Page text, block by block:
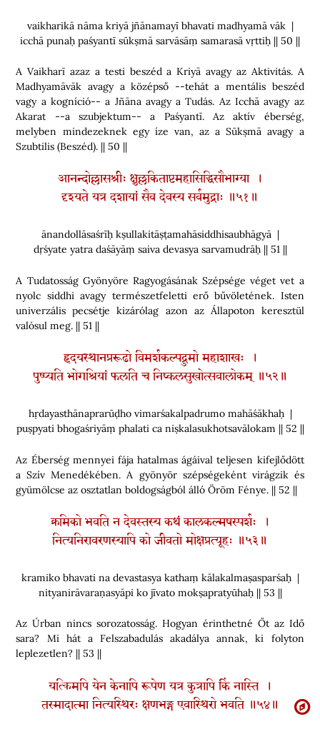
vaikharikā nāma kriyā jñānamayī bhavati madhyamā vāk |
icchā punaḥ paśyantī sūkṣmā sarvāsāṃ samarasā vṛttiḥ || 50 ||
A Vaikharī azaz a testi beszéd a Kriyā avagy az Aktivitás. A
Madhyamāvāk avagy a középső --tehát a mentális beszéd
vagy a kogníció-- a Jñāna avagy a Tudás. Az Icchā avagy az
Akarat --a szubjektum-- a Paśyantī. Az aktív éberség,
melyben mindezeknek egy íze van, az a Sūkṣmā avagy a
Szubtilis (Beszéd). || 50 ||
आनन्दोल्लासश्रीः क्षुल्लकिताष्टमहासिद्धिसौभाग्या ।
दृश्यते यत्र दशायां सैव देवस्य सर्वमुद्राः ॥५१॥
ānandollāsaśrīḥ kṣullakitāṣṭamahāsiddhisaubhāgyā |
dṛśyate yatra daśāyāṃ saiva devasya sarvamudrāḥ || 51 ||
A Tudatosság Gyönyöre Ragyogásának Szépsége véget vet a
nyolc siddhi avagy természetfeletti erő bűvöletének. Isten
univerzális pecsétje kizárólag azon az Állapoton keresztül
valósul meg. || 51 ||
हृदयस्थानप्ररूढो विमर्शकल्पद्रुमो महाशाखः ।
पुष्प्यति भोगश्रियां फलति च निष्कलसुखोत्सवालोकम् ॥५२॥
hṛdayasthānaprarūḍho vimarśakalpadrumo mahāśākhaḥ |
puṣpyati bhogaśriyāṃ phalati ca niṣkalasukhotsavālokam || 52 ||
Az Éberség mennyei fája hatalmas ágáival teljesen kifejlődött
a Szív Menedékében. A gyönyör szépségeként virágzik és
gyümölcse az osztatlan boldogságból álló Öröm Fénye. || 52 ||
क्रमिको भवति न देवस्तस्य कथं कालकल्मषस्पर्शः ।
नित्यनिरावरणस्यापि को जीवतो मोक्षप्रत्यूहः ॥५३॥
kramiko bhavati na devastasya kathaṃ kālakalmaṣasparśaḥ |
nityanirāvaraṇasyāpi ko jīvato mokṣapratyūhaḥ || 53 ||
Az Úrban nincs sorozatosság. Hogyan érinthetné Őt az Idő
sara? Mi hát a Felszabadulás akadálya annak, ki folyton
leplezetlen? || 53 ||
यत्किमपि येन केनापि रूपेण यत्र कुत्रापि किं नास्ति ।
तस्मादात्मा नित्यस्थिरः क्षणभङ्ग एवास्थिरो भवति ॥५४॥